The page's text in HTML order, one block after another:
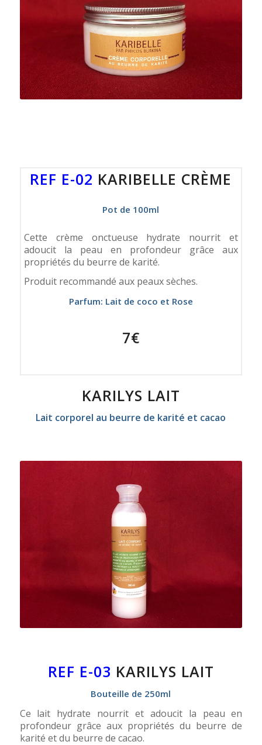
REF E-02 KARIBELLE CRÈME
Pot de 100ml
Cette crème onctueuse hydrate nourrit et
adoucit la peau en profondeur grâce aux
propriétés du beurre de karité.
Produit recommandé aux peaux sèches.
Parfum: Lait de coco et Rose
7€
KARILYS LAIT
Lait corporel au beurre de karité et cacao
REF E-03 KARILYS LAIT
Bouteille de 250ml
Ce lait hydrate nourrit et adoucit la peau en
profondeur grâce aux propriétés du beurre de
karité et du beurre de cacao.